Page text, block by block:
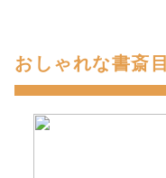
おしゃれな書斎